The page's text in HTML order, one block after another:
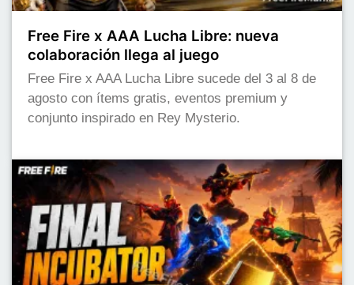
Free Fire x AAA Lucha Libre: nueva
colaboración llega al juego
Free Fire x AAA Lucha Libre sucede del 3 al 8 de
agosto con ítems gratis, eventos premium y
conjunto inspirado en Rey Mysterio.